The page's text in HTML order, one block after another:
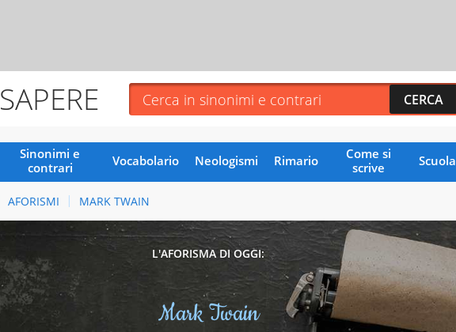
SAPERE
Sinonimi e
contrari
Vocabolario Neologismi Rimario
Come si
scrive
Scuola
AFORISMI MARK TWAIN
L'AFORISMA DI OGGI:
Mark Twain